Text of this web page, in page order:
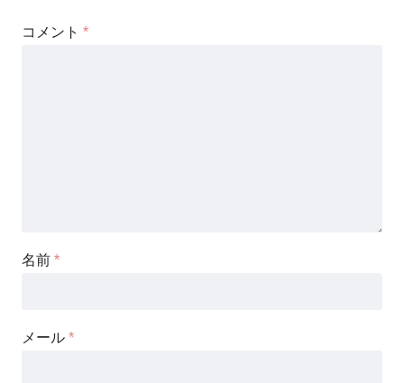
コメント *
名前 *
メール *